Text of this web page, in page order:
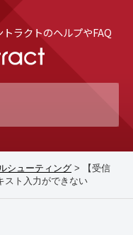
ラクトのヘルプやFAQ
シューティング >
【受信
スト入力ができない